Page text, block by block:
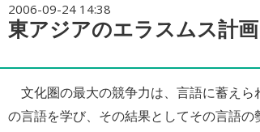
2006-09-24 14:38
東アジアのエラスムス計
文化圏の最大の競争力は、言語に蓄えら
の言語を学び、その結果としてその言語